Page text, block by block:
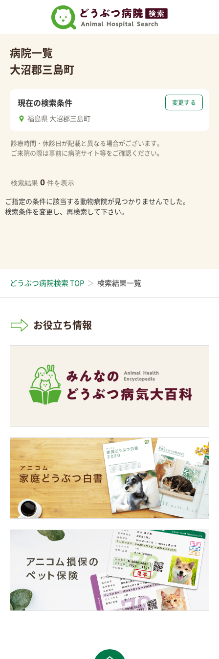
病院一覧
大沼郡三島町
変更する
現在の検索条件
福島県 大沼郡三島町
診療時間・休診日が記載と異なる場合がございます。
ご来院の際は事前に病院サイト等をご確認ください。
検索結果 0 件を表示
ご指定の条件に該当する動物病院が見つかりませんでした。
検索条件を変更し、再検索して下さい。
どうぶつ病院検索 TOP 検索結果一覧
お役立ち情報